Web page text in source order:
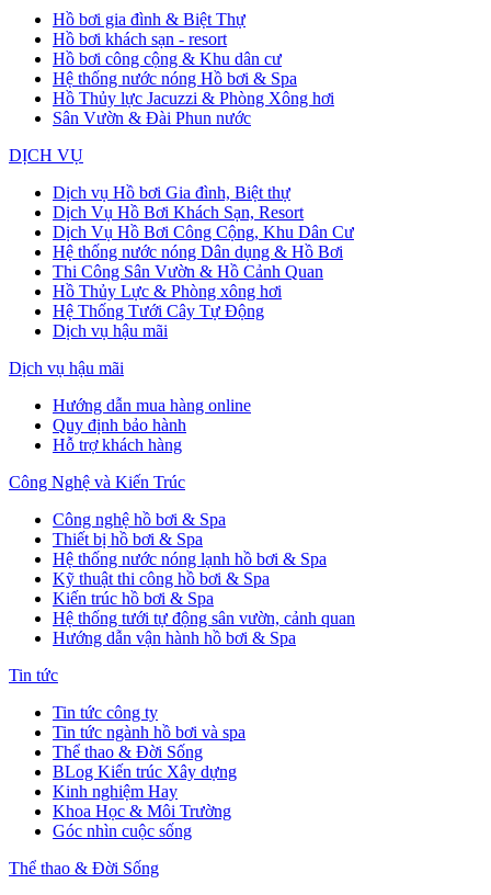
Hồ bơi gia đình & Biệt Thự
Hồ bơi khách sạn - resort
Hồ bơi công cộng & Khu dân cư
Hệ thống nước nóng Hồ bơi & Spa
Hồ Thủy lực Jacuzzi & Phòng Xông hơi
Sân Vườn & Đài Phun nước
DỊCH VỤ
Dịch vụ Hồ bơi Gia đình, Biệt thự
Dịch Vụ Hồ Bơi Khách Sạn, Resort
Dịch Vụ Hồ Bơi Công Cộng, Khu Dân Cư
Hệ thống nước nóng Dân dụng & Hồ Bơi
Thi Công Sân Vườn & Hồ Cảnh Quan
Hồ Thủy Lực & Phòng xông hơi
Hệ Thống Tưới Cây Tự Động
Dịch vụ hậu mãi
Dịch vụ hậu mãi
Hướng dẫn mua hàng online
Quy định bảo hành
Hỗ trợ khách hàng
Công Nghệ và Kiến Trúc
Công nghệ hồ bơi & Spa
Thiết bị hồ bơi & Spa
Hệ thống nước nóng lạnh hồ bơi & Spa
Kỹ thuật thi công hồ bơi & Spa
Kiến trúc hồ bơi & Spa
Hệ thống tưới tự động sân vườn, cảnh quan
Hướng dẫn vận hành hồ bơi & Spa
Tin tức
Tin tức công ty
Tin tức ngành hồ bơi và spa
Thể thao & Đời Sống
BLog Kiến trúc Xây dựng
Kinh nghiệm Hay
Khoa Học & Môi Trường
Góc nhìn cuộc sống
Thể thao & Đời Sống